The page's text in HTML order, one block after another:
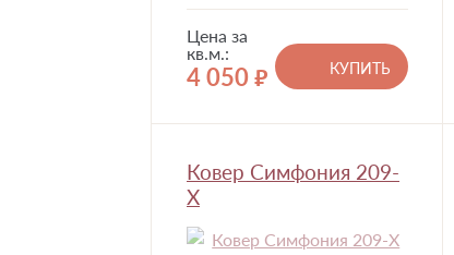
Цена за
кв.м.:
4 050 руб.
КУПИТЬ
Ковер Симфония 209-
X